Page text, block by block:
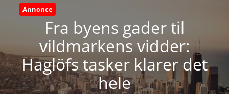
Annonce
Fra byens gader til
vildmarkens vidder:
Haglöfs tasker klarer det
hele